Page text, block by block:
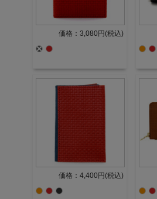
価格：3,080円(税込)
価格：4,400円(税込)